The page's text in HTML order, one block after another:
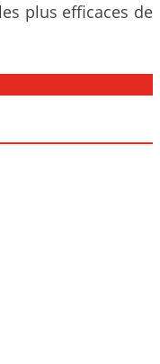
plus efficaces de